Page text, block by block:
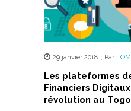
29 janvier 2018 , Par
Les plateformes
Financiers
révolution au Togo